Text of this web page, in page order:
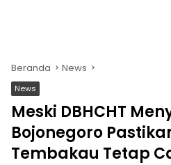
Beranda News
News
Meski DBHCHT
Bojonegoro
Tembakau Tetap